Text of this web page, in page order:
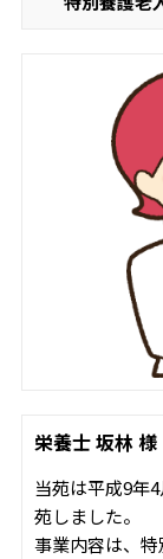
栄養士 坂林 様
当苑は平成9年
苑しました。
事業内容は、